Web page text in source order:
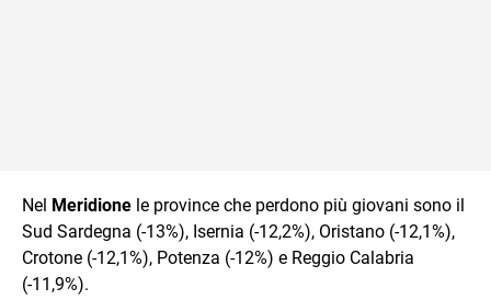
Nel Meridione le province che perdono più giovani sono il
Sud Sardegna (-13%), Isernia (-12,2%), Oristano (-12,1%),
Crotone (-12,1%), Potenza (-12%) e Reggio Calabria
(-11,9%).